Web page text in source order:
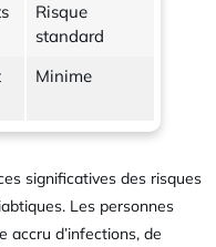
Risque
standard
Minime
significatives des risques
Les personnes
d’infections, de